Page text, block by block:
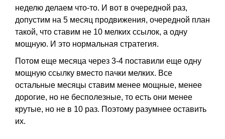
неделю делаем что-то. И вот в очередной раз,
допустим на 5 месяц продвижения, очередной план
такой, что ставим не 10 мелких ссылок, а одну
мощную. И это нормальная стратегия.
Потом еще месяца через 3-4 поставили еще одну
мощную ссылку вместо пачки мелких. Все
остальные месяцы ставим менее мощные, менее
дорогие, но не бесполезные, то есть они менее
крутые, но не в 10 раз. Поэтому разумнее оставить
их.